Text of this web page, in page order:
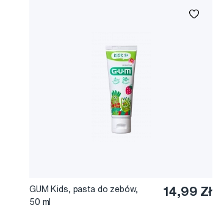
GUM Kids, pasta do zebów,
50 ml
14,99 Zł